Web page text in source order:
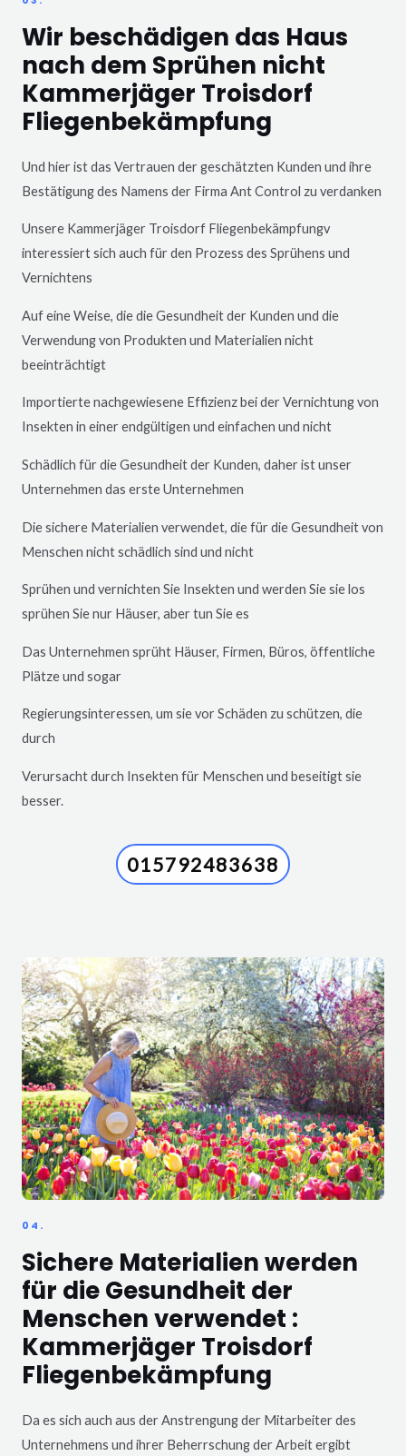
Wir beschädigen das Haus
nach dem Sprühen nicht
Kammerjäger Troisdorf
Fliegenbekämpfung
Und hier ist das Vertrauen der geschätzten Kunden und ihre
Bestätigung des Namens der Firma Ant Control zu verdanken
Unsere Kammerjäger Troisdorf Fliegenbekämpfungv
interessiert sich auch für den Prozess des Sprühens und
Vernichtens
Auf eine Weise, die die Gesundheit der Kunden und die
Verwendung von Produkten und Materialien nicht
beeinträchtigt
Importierte nachgewiesene Effizienz bei der Vernichtung von
Insekten in einer endgültigen und einfachen und nicht
Schädlich für die Gesundheit der Kunden, daher ist unser
Unternehmen das erste Unternehmen
Die sichere Materialien verwendet, die für die Gesundheit von
Menschen nicht schädlich sind und nicht
Sprühen und vernichten Sie Insekten und werden Sie sie los
sprühen Sie nur Häuser, aber tun Sie es
Das Unternehmen sprüht Häuser, Firmen, Büros, öffentliche
Plätze und sogar
Regierungsinteressen, um sie vor Schäden zu schützen, die
durch
Verursacht durch Insekten für Menschen und beseitigt sie
besser.
015792483638
04.
Sichere Materialien werden
für die Gesundheit der
Menschen verwendet :
Kammerjäger Troisdorf
Fliegenbekämpfung
Da es sich auch aus der Anstrengung der Mitarbeiter des
Unternehmens und ihrer Beherrschung der Arbeit ergibt